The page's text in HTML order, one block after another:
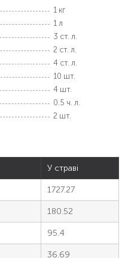
1 кг
1 л
3 ст. л.
2 ст. л.
4 ст. л.
10 шт.
4 шт.
0.5 ч. л.
2 шт.
У страві
1727.27
180.52
95.4
36.69